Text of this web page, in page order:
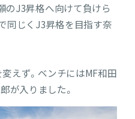
のJ3昇格へ向けて負けら
同じくJ3昇格を目指す奈
えず。ベンチにはMF和田
が入りました。